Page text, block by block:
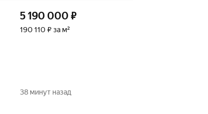
5 190 000 ₽
190 110 ₽ за м²
38 минут назад